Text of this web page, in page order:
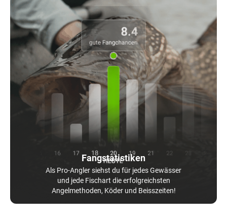
Fangstatistiken
Als Pro-Angler siehst du für jedes Gewässer
und jede Fischart die erfolgreichsten
Angelmethoden, Köder und Beisszeiten!